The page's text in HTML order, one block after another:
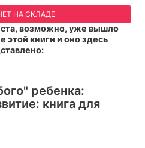
НА СКЛАДЕ
возможно, уже вышло
книги и оно здесь
ребенка:
книга для